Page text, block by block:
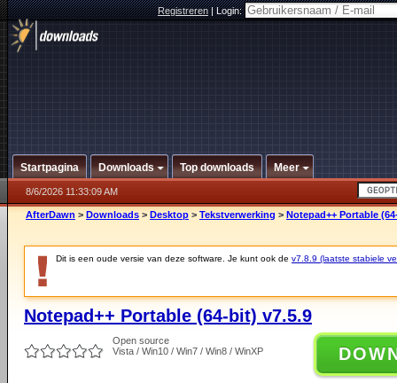
Registreren|Login:
Startpagina Downloads Top downloads Meer
8/6/2026 11:33:09 AM
AfterDawn > Downloads > Desktop > Tekstverwerking > Notepad++ Portable
Dit is een oude versie van deze software. Je kunt ook de v7.8.9 (laatste stabiele
Notepad++ Portable (64-bit) v7.5.9
Open source
Vista / Win10 / Win7 / Win8 / WinXP